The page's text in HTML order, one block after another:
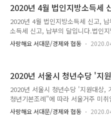
스 표시된 부분)를 클릭하면 알림 목
고안내 등 '상세내용'을 확인하거나
할 수 있습니다. 반송안내 및 송달장
송됐을 때는 반송사실을 알려주고,
있도록 안내합..
2020년 4월 법인지방소득세
2020년 4월 법인지방소득세 신고,
소득세 신고, 납부의 달입니다.법인
해 지자체에 납부하는 지방세입니다
결산 법인('19년 귀속 법인소득) □
신고·납부 또는 지자체 방문 신고·납
이지 공지사항을 참고하세요 □ 문
고, 납부 시 유의사항□ 둘 이상 지방
사랑해요 서대문/경제와 협동
2020년 서울시 청년수당 '지
2020년 서울시 청년수당 '지원대상,
청년기본조례"에 따라 서울거주 미
2020년 서울시 청년수당 참여자(1차
니다. 서울시 청년수당 사업개요●
사랑해요 서대문/경제와 협동